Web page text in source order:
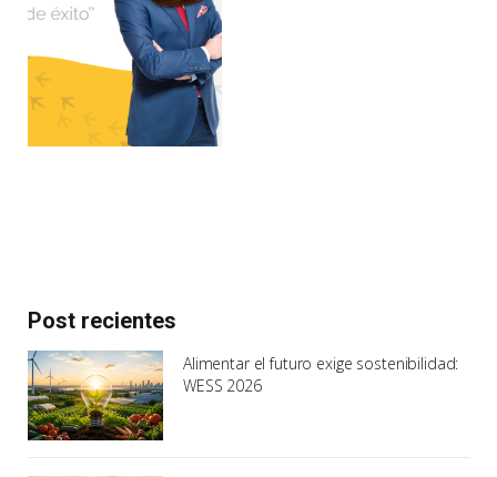
Post recientes
Alimentar el futuro exige sostenibilidad:
WESS 2026